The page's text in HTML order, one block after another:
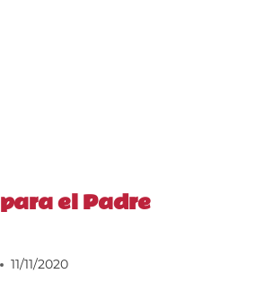
el Padre
11/11/2020